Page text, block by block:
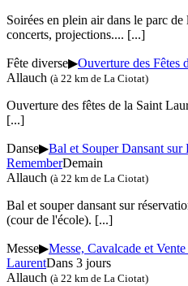
Soirées en plein air dans le parc
concerts, projections.... [...]
Fête diverse▶Ouverture des Fêtes
Allauch (à 22 km de La Ciotat)
Ouverture des fêtes de la Saint
[...]
Danse▶Bal et Souper Dansant sur
RememberDemain
Allauch (à 22 km de La Ciotat)
Bal et souper dansant sur
(cour de l'école). [...]
Messe▶Messe, Cavalcade et
LaurentDans 3 jours
Allauch (à 22 km de La Ciotat)